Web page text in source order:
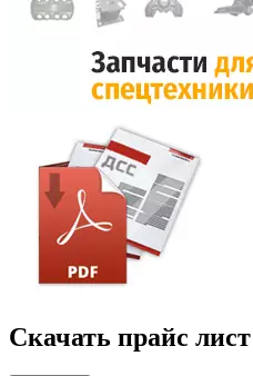
Скачать прайс лист